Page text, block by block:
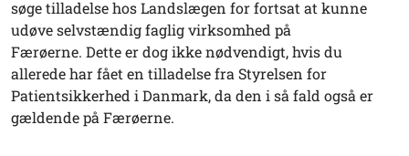
søge tilladelse hos Landslægen for fortsat at kunne
udøve selvstændig faglig virksomhed på
Færøerne. Dette er dog ikke nødvendigt, hvis du
allerede har fået en tilladelse fra Styrelsen for
Patientsikkerhed i Danmark, da den i så fald også er
gældende på Færøerne.